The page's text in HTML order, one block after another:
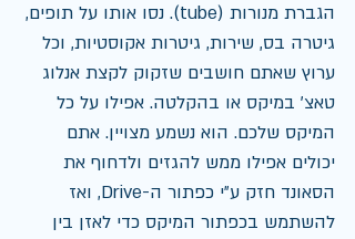
הגברת מנורות (tube). נסו אותו על תופים,
גיטרה בס, שירות, גיטרות אקוסטיות, וכל
ערוץ שאתם חושבים שזקוק לקצת אנלוג
טאצ' במיקס או בהקלטה. אפילו על כל
המיקס שלכם. הוא נשמע מצויין. אתם
יכולים אפילו ממש להגזים ולדחוף את
הסאונד חזק ע״י כפתור ה-Drive, ואז
להשתמש בכפתור המיקס כדי לאזן בין